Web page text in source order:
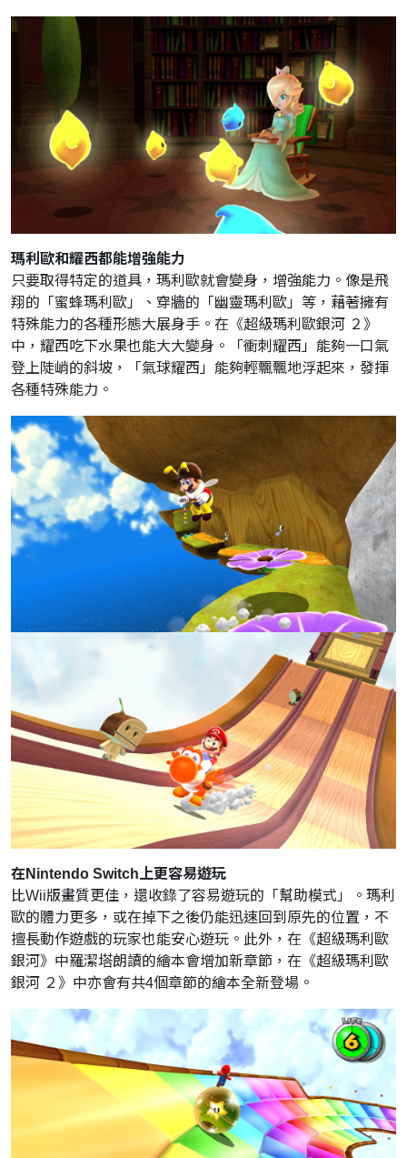
瑪利歐和耀西都能增強能力
只要取得特定的道具，瑪利歐就會變身，增強能力。像是飛
翔的「蜜蜂瑪利歐」、穿牆的「幽靈瑪利歐」等，藉著擁有
特殊能力的各種形態大展身手。在《超級瑪利歐銀河 ２》
中，耀西吃下水果也能大大變身。「衝刺耀西」能夠一口氣
登上陡峭的斜坡，「氣球耀西」能夠輕飄飄地浮起來，發揮
各種特殊能力。
在Nintendo Switch上更容易遊玩
比Wii版畫質更佳，還收錄了容易遊玩的「幫助模式」。瑪利
歐的體力更多，或在掉下之後仍能迅速回到原先的位置，不
擅長動作遊戲的玩家也能安心遊玩。此外，在《超級瑪利歐
銀河》中羅潔塔朗讀的繪本會增加新章節，在《超級瑪利歐
銀河 ２》中亦會有共4個章節的繪本全新登場。